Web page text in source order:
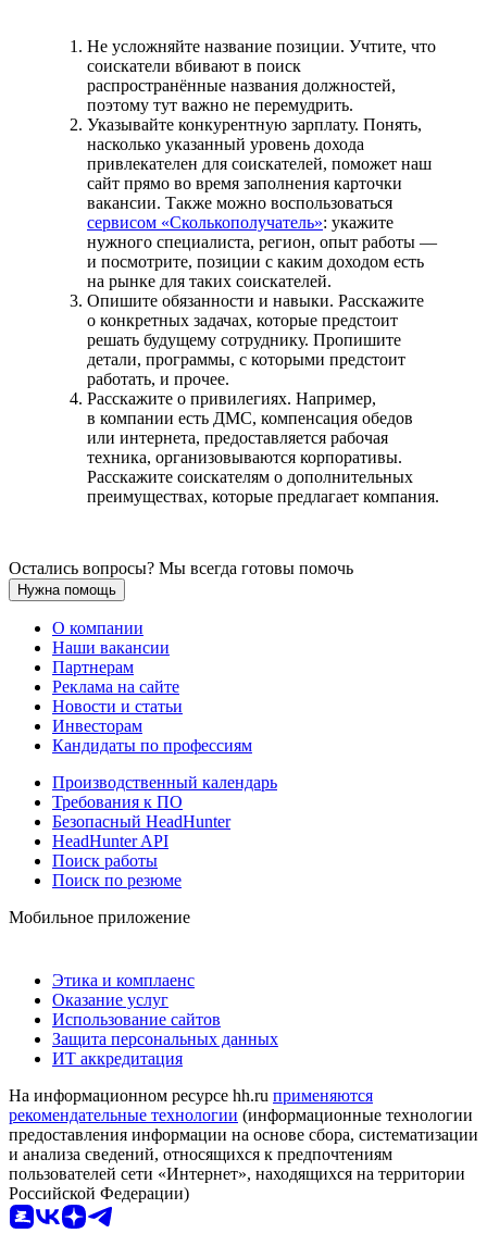
Не усложняйте название позиции. Учтите, что
соискатели вбивают в поиск
распространённые названия должностей,
поэтому тут важно не перемудрить.
Указывайте конкурентную зарплату. Понять,
насколько указанный уровень дохода
привлекателен для соискателей, поможет наш
сайт прямо во время заполнения карточки
вакансии. Также можно воспользоваться
сервисом «Сколькополучатель»: укажите
нужного специалиста, регион, опыт работы —
и посмотрите, позиции с каким доходом есть
на рынке для таких соискателей.
Опишите обязанности и навыки. Расскажите
о конкретных задачах, которые предстоит
решать будущему сотруднику. Пропишите
детали, программы, с которыми предстоит
работать, и прочее.
Расскажите о привилегиях. Например,
в компании есть ДМС, компенсация обедов
или интернета, предоставляется рабочая
техника, организовываются корпоративы.
Расскажите соискателям о дополнительных
преимуществах, которые предлагает компания.
Остались вопросы? Мы всегда готовы помочь
Нужна помощь
О компании
Наши вакансии
Партнерам
Реклама на сайте
Новости и статьи
Инвесторам
Кандидаты по профессиям
Производственный календарь
Требования к ПО
Безопасный HeadHunter
HeadHunter API
Поиск работы
Поиск по резюме
Мобильное приложение
Этика и комплаенс
Оказание услуг
Использование сайтов
Защита персональных данных
ИТ аккредитация
На информационном ресурсе hh.ru применяются
рекомендательные технологии (информационные технологии
предоставления информации на основе сбора, систематизации
и анализа сведений, относящихся к предпочтениям
пользователей сети «Интернет», находящихся на территории
Российской Федерации)